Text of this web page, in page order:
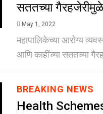
सततच्या
May 1, 2022
महापालिकेच्या आरोग्य
आणि काहींच्या सततच्या
BREAKING NEWS
Health